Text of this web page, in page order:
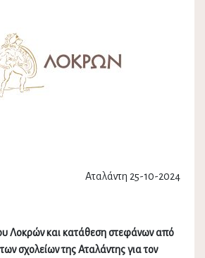
Αταλάντη 25-10-2024
Λοκρών και κατάθεση στεφάνων από
σχολείων της Αταλάντης για τον